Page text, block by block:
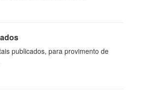
publicados, para provimento de